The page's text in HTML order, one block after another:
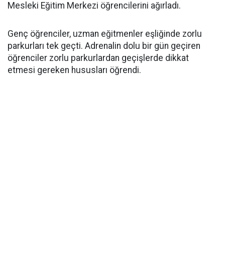
Mesleki Eğitim Merkezi öğrencilerini ağırladı.
Genç öğrenciler, uzman eğitmenler eşliğinde zorlu
parkurları tek geçti. Adrenalin dolu bir gün geçiren
öğrenciler zorlu parkurlardan geçişlerde dikkat
etmesi gereken hususları öğrendi.